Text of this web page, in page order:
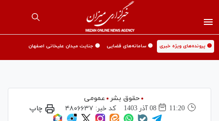
🟡 پرونده‌های ویژه خبری 🟡 سامانه‌های قضایی 🟡 جنایت میدان علیخانی اصفهان
حقوق بشر
عمومی
11:20
08 آذر 1403 کد خبر: ۴۸۰۶۶۳۷ چاپ